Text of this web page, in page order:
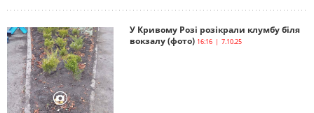
У Кривому Розі розікрали клумбу біля
вокзалу (фото) 16:16 | 7.10.25